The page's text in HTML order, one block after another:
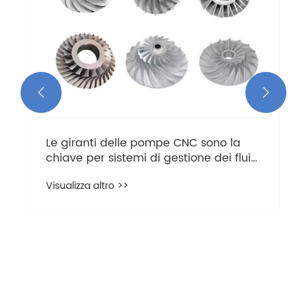
Parti personalizzate in acciaio
inossidabile MIM-420
 